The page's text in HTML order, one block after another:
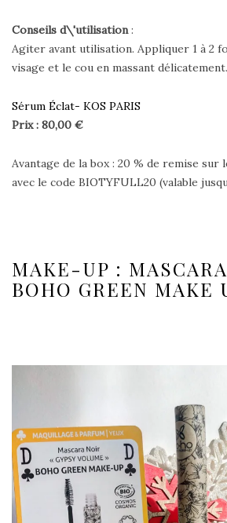
Conseils d\'utilisation:
Agiter avant utilisation. Appliquer 1 à 2
visage et le cou en massant délicatement.
Sérum Éclat- KOS PARIS
Prix : 80,00 €
Avantage de la box : 20 % de remise sur
avec le code BIOTYFULL20 (valable
MAKE-UP :
BOHO GREEN MAKE